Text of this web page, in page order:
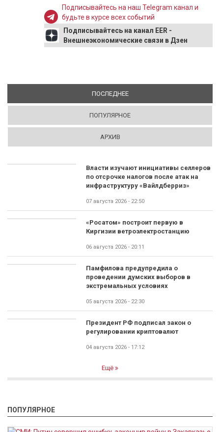
Подписывайтесь на наш Telegram канал и
будьте в курсе всех событий
Подписывайтесь на канал EER -
Внешнеэкономические связи в Дзен
ПОСЛЕДНЕЕ(АКТИВНАЯ ВКЛАДКА)
ПОПУЛЯРНОЕ
АРХИВ
Власти изучают инициативы селлеров
по отсрочке налогов после атак на
инфраструктуру «Вайлдберриз»
07 августа 2026 - 22:50
«Росатом» построит первую в
Киргизии ветроэлектростанцию
06 августа 2026 - 20:11
Памфилова предупредила о
проведении думских выборов в
экстремальных условиях
05 августа 2026 - 22:30
Президент РФ подписал закон о
регулировании криптовалют
04 августа 2026 - 17:12
Ещё
ПОПУЛЯРНОЕ